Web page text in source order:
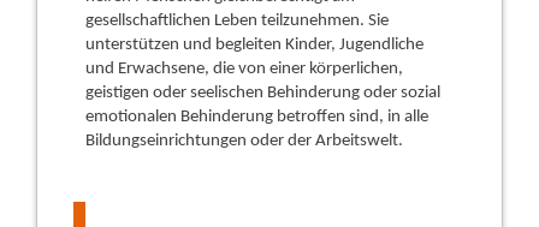
gesellschaftlichen Leben teilzunehmen. Sie
unterstützen und begleiten Kinder, Jugendliche
und Erwachsene, die von einer körperlichen,
geistigen oder seelischen Behinderung oder sozial
emotionalen Behinderung betroffen sind, in alle
Bildungseinrichtungen oder der Arbeitswelt.